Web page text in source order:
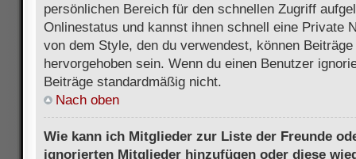
persönlichen Bereich für den schnellen Zugriff
Onlinestatus und kannst ihnen schnell eine Private
von dem Style, den du verwendest, können
hervorgehoben sein. Wenn du einen Benutzer
Beiträge standardmäßig nicht.
Nach oben
Wie kann ich Mitglieder zur Liste der Freunde
ignorierten Mitglieder hinzufügen oder diese